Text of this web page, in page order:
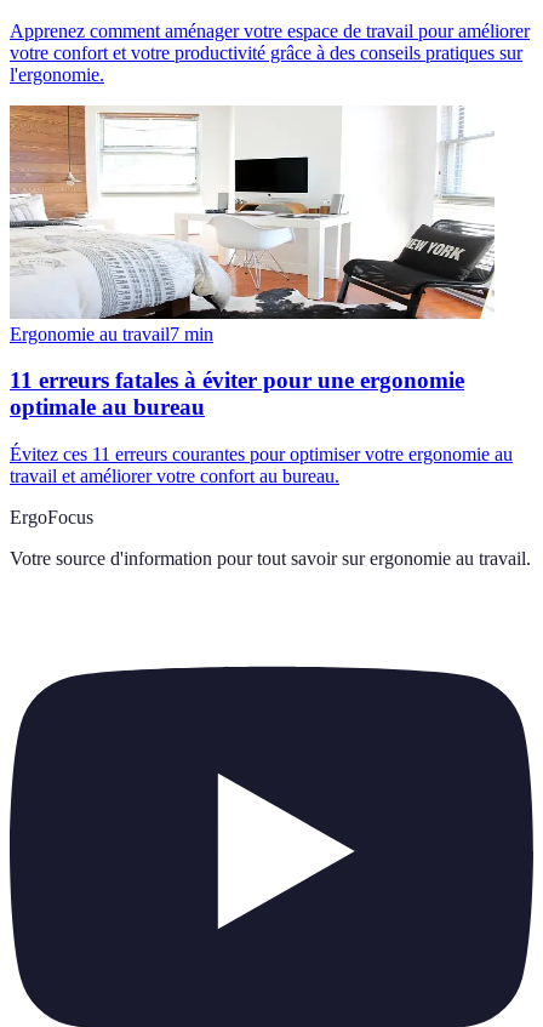
Apprenez comment aménager votre espace de travail pour améliorer
votre confort et votre productivité grâce à des conseils pratiques sur
l'ergonomie.
Ergonomie au travail7 min
11 erreurs fatales à éviter pour une ergonomie
optimale au bureau
Évitez ces 11 erreurs courantes pour optimiser votre ergonomie au
travail et améliorer votre confort au bureau.
ErgoFocus
Votre source d'information pour tout savoir sur ergonomie au travail.